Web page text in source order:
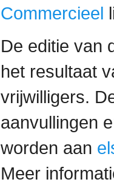
Commercieel
De editie van
het resultaat
vrijwilligers.
aanvullingen
worden aan
Meer